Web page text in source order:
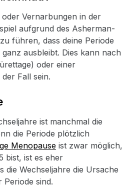
Vernarbungen in der
aufgrund des Asherman-
führen, dass deine Periode
ausbleibt. Dies kann nach
oder einer
Fall sein.
ist manchmal die
die Periode plötzlich
Menopause ist zwar möglich,
bist, ist es eher
die Wechseljahre die Ursache
sind.